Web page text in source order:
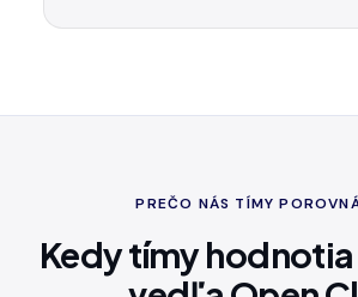
PREČO NÁS TÍMY
Kedy tímy hodnotia